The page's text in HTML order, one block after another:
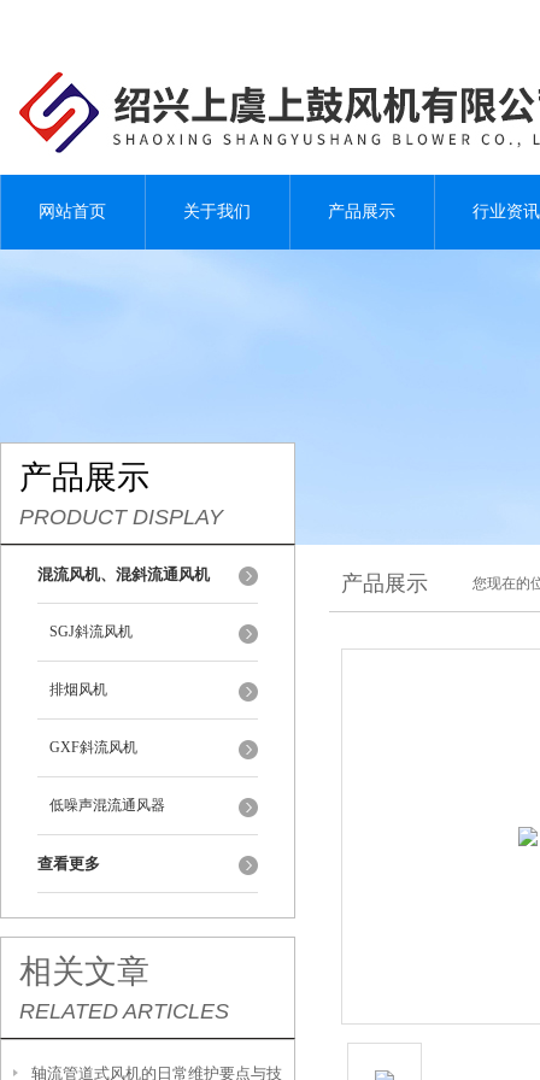
网站首页 关于我们 产品展示 行业资讯
产品展示
PRODUCT DISPLAY
混流风机、混斜流通风机
SGJ斜流风机
排烟风机
GXF斜流风机
低噪声混流通风器
查看更多
相关文章
RELATED ARTICLES
轴流管道式风机的日常维护要点与技
产品展示 您现在的